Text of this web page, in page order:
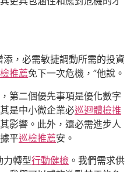
，必需敏捷調動所需的投資
推薦免下一次危機，”他說。
第二個優先事項是優化數字
是中小微企業必巡迴體檢推
影響。此外，還必需進步人
平巡檢推薦安。
力轉型行動健檢 。我們需求供